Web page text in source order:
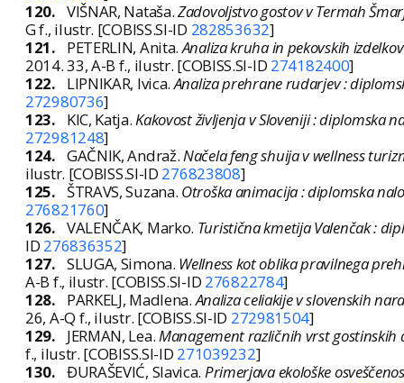
120. VIŠNAR, Nataša.Zadovoljstvo gostov v Termah
G f., ilustr. [COBISS.SI-ID 282853632]
121.
PETERLIN, Anita.Analiza kruha in pekovskih
2014. 33, A-B f., ilustr. [COBISS.SI-ID 274182400]
122.
LIPNIKAR, Ivica.Analiza prehrane rudarjev :
272980736]
123.
KIC, Katja.Kakovost življenja v Sloveniji : diplomska
272981248]
124. GAČNIK, Andraž.Načela feng shuija v wellness
ilustr. [COBISS.SI-ID 276823808]
125. ŠTRAVS, Suzana. Otroška animacija : diplomska
276821760]
126. VALENČAK, Marko. Turistična kmetija Valenčak :
ID 276836352]
127. SLUGA, Simona. Wellness kot oblika pravilnega
A-B f., ilustr. [COBISS.SI-ID 276822784]
128.
PARKELJ, Madlena.Analiza celiakije v slovenskih
26, A-Q f., ilustr. [COBISS.SI-ID 272981504]
129.
JERMAN, Lea.Management različnih vrst gostinskih
f., ilustr. [COBISS.SI-ID 271039232]
130. ĐURAŠEVIĆ, Slavica. Primerjava ekološke